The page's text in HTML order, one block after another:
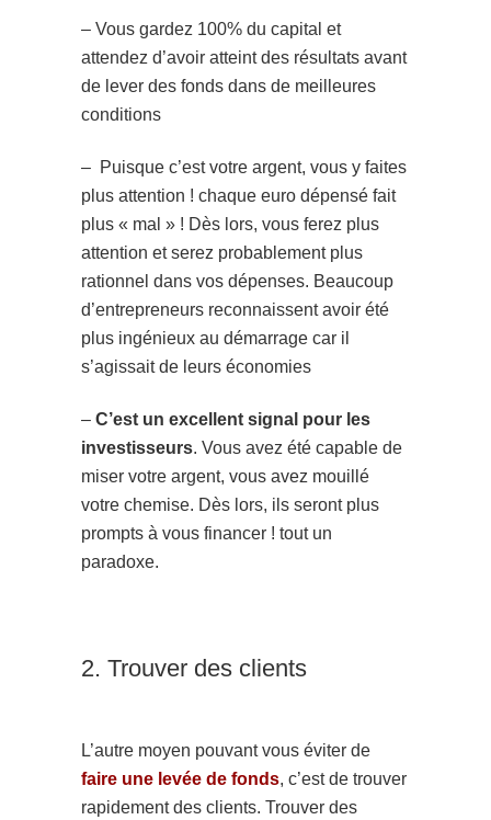
– Vous gardez 100% du capital et
attendez d’avoir atteint des résultats avant
de lever des fonds dans de meilleures
conditions
– Puisque c’est votre argent, vous y faites
plus attention ! chaque euro dépensé fait
plus « mal » ! Dès lors, vous ferez plus
attention et serez probablement plus
rationnel dans vos dépenses. Beaucoup
d’entrepreneurs reconnaissent avoir été
plus ingénieux au démarrage car il
s’agissait de leurs économies
– C’est un excellent signal pour les
investisseurs. Vous avez été capable de
miser votre argent, vous avez mouillé
votre chemise. Dès lors, ils seront plus
prompts à vous financer ! tout un
paradoxe.
2. Trouver des clients
L’autre moyen pouvant vous éviter de
faire une levée de fonds, c’est de trouver
rapidement des clients. Trouver des